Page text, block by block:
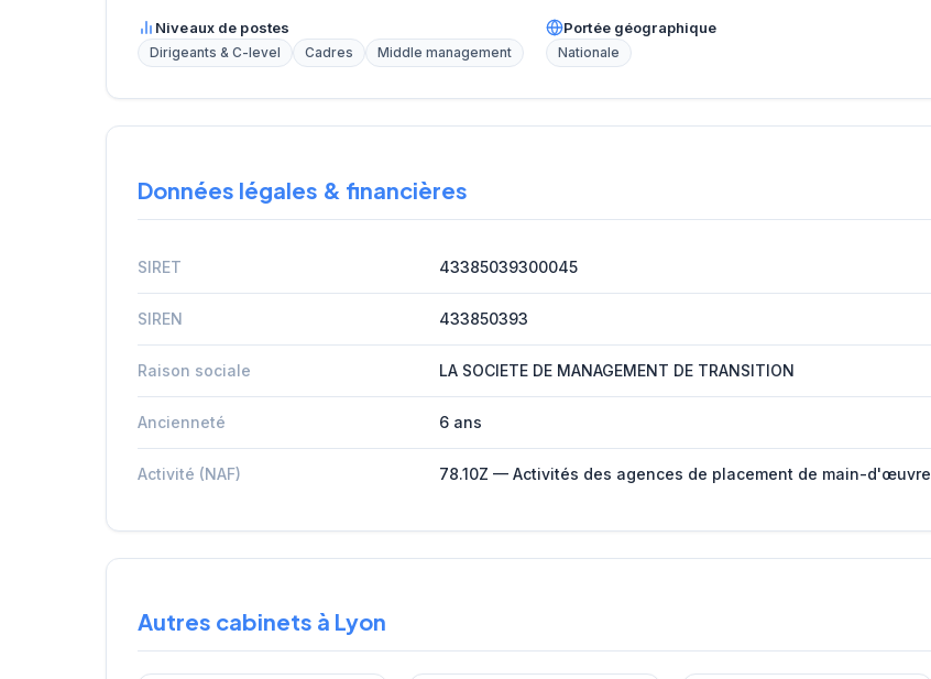
Niveaux de postes
Dirigeants & C-level Cadres Middle management
Portée géographique
Nationale
Données légales & financières
SIRET 43385039300045
SIREN 433850393
Raison sociale LA SOCIETE DE MANAGEMENT DE TRANSITION
Ancienneté 6 ans
Activité (NAF) 78.10Z — Activités des agences de placement de main-d'œuvre
Autres cabinets à Lyon